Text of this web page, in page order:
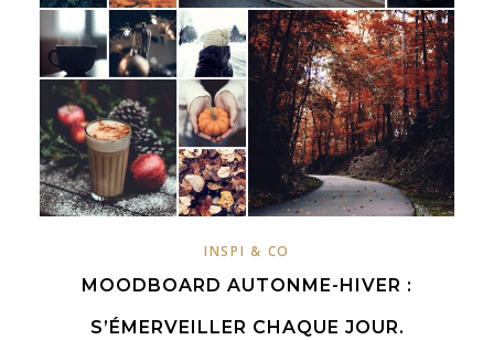
INSPI & CO
MOODBOARD AUTONME-HIVER :
S’ÉMERVEILLER CHAQUE JOUR.